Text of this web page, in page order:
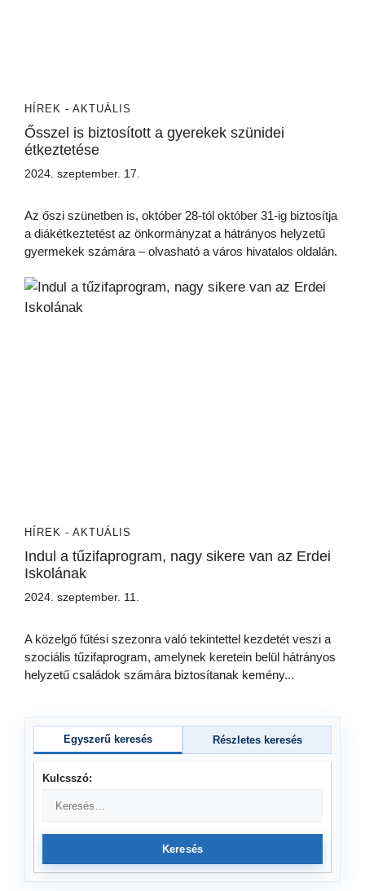
HÍREK - AKTUÁLIS
Ősszel is biztosított a gyerekek szünidei
étkeztetése
2024. szeptember. 17.
Az őszi szünetben is, október 28-tól október 31-ig biztosítja
a diákétkeztetést az önkormányzat a hátrányos helyzetű
gyermekek számára – olvasható a város hivatalos oldalán.
HÍREK - AKTUÁLIS
Indul a tűzifaprogram, nagy sikere van az Erdei
Iskolának
2024. szeptember. 11.
A közelgő fűtési szezonra való tekintettel kezdetét veszi a
szociális tűzifaprogram, amelynek keretein belül hátrányos
helyzetű családok számára biztosítanak kemény...
Egyszerű keresés Részletes keresés
Kulcsszó:
Keresés